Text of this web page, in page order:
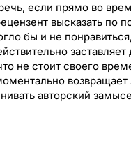
если прямо во
высказать по
бы и не
не стоит своего
возвращает
авторский